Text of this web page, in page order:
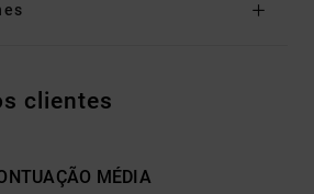
clientes
MÉDIA